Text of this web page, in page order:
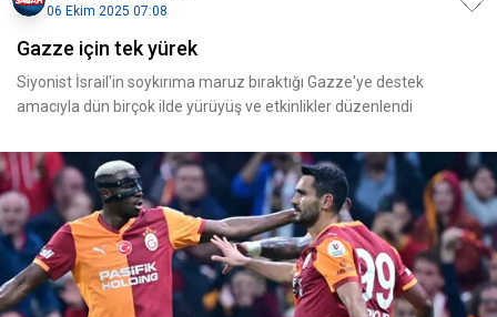
06 Ekim 2025 07:08
Gazze için tek yürek
Siyonist İsrail'in soykırıma maruz bıraktığı Gazze'ye destek
amacıyla dün birçok ilde yürüyüş ve etkinlikler düzenlendi